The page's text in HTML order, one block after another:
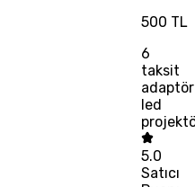
500 TL
6
taksit
adaptör
led
5.0
Satıcı